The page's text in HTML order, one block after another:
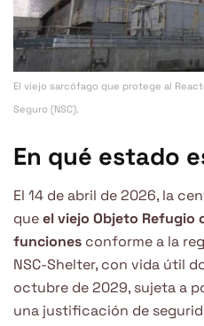
El viejo sarcófago que protege al
Seguro (NSC).
En qué estado
El 14 de abril de 2026, la
queel viejo Objeto Refugio
funciones conforme a la
NSC-Shelter, con vida útil
octubre de 2029, sujeta a
una justificación de